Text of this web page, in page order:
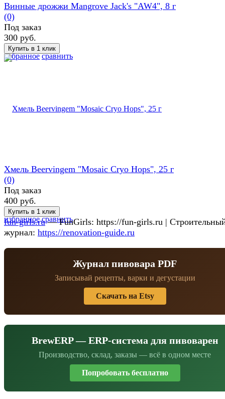
избранное сравнить
Винные дрожжи Mangrove Jack's "AW4", 8 г
(0)
Под заказ
300 руб.
избранное сравнить
Хмель Beervingem "Mosaic Cryo Hops", 25 г
(0)
Под заказ
400 руб.
fun-girls.ru— FunGirls: https://fun-girls.ru |
журнал: https://renovation-guide.ru
Журнал пивовара PDF
Записывай рецепты, варки и дегустации
Скачать на Etsy
BrewERP — ERP-система для пивоварен
Производство, склад, заказы — всё в одном месте
Попробовать бесплатно